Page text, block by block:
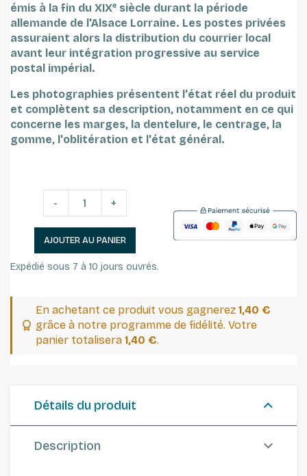
émis à la fin du XIXᵉ siècle durant la période
allemande de l'Alsace Lorraine. Les postes privées
assuraient alors la distribution du courrier local
avant leur intégration progressive au service
postal impérial.
Les photographies présentent l'état réel du produit
et complètent sa description, notamment en ce qui
concerne les marges, la dentelure, le centrage, la
gomme, l'oblitération et l'état général.
- +
AJOUTER AU PANIER
Expédié sous 7 à 10 jours ouvrés.
En achetant ce produit vous gagnerez 1,40 €
grâce à notre programme de fidélité. Votre
panier totalisera 1,40 €.
Détails du produit
Description